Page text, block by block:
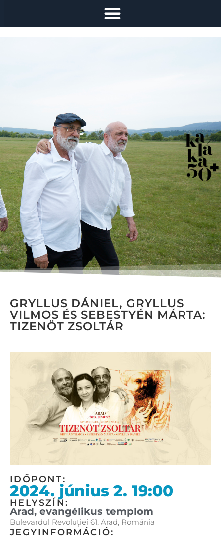
GRYLLUS DÁNIEL, GRYLLUS
VILMOS ÉS SEBESTYÉN MÁRTA:
TIZENÖT ZSOLTÁR
IDŐPONT:
2024. június 2. 19:00
HELYSZÍN:
Arad, evangélikus templom
Bulevardul Revoluției 61, Arad, Románia
JEGYINFORMÁCIÓ: